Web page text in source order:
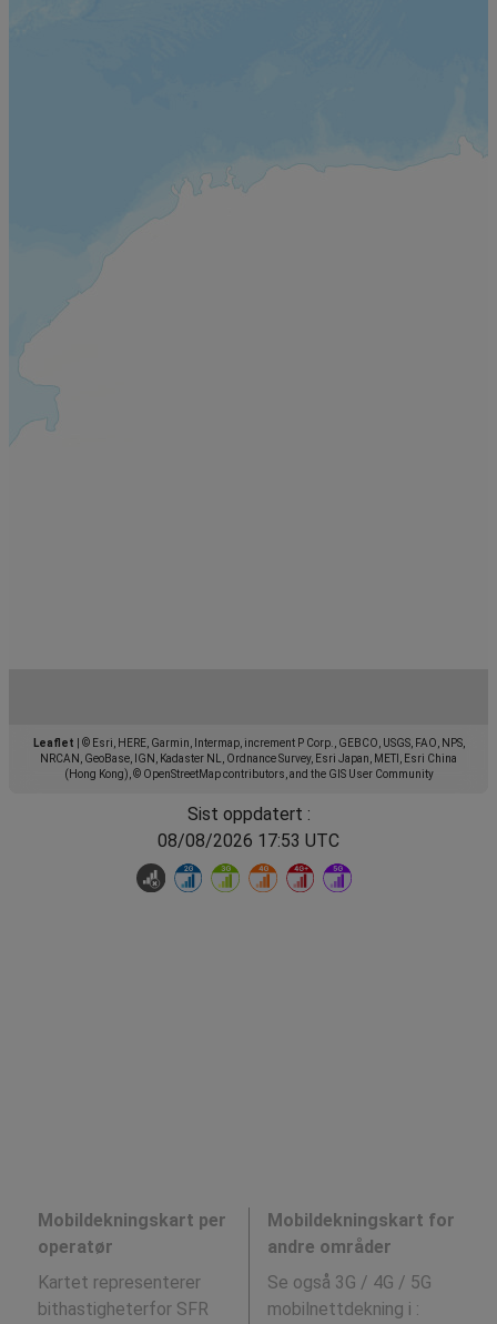
Leaflet
© Esri, HERE, Garmin, Intermap, increment P Corp., GEBCO, USGS, FAO, NPS,
NRCAN, GeoBase, IGN, Kadaster NL, Ordnance Survey, Esri Japan, METI, Esri China
(Hong Kong), © OpenStreetMap contributors, and the GIS User Community
Sist oppdatert :
08/08/2026 17:53 UTC
Mobildekningskart per
operatør
Kartet representerer
bithastigheterfor SFR
Mobildekningskart for
andre områder
Se også 3G / 4G / 5G
mobilnettdekning i :